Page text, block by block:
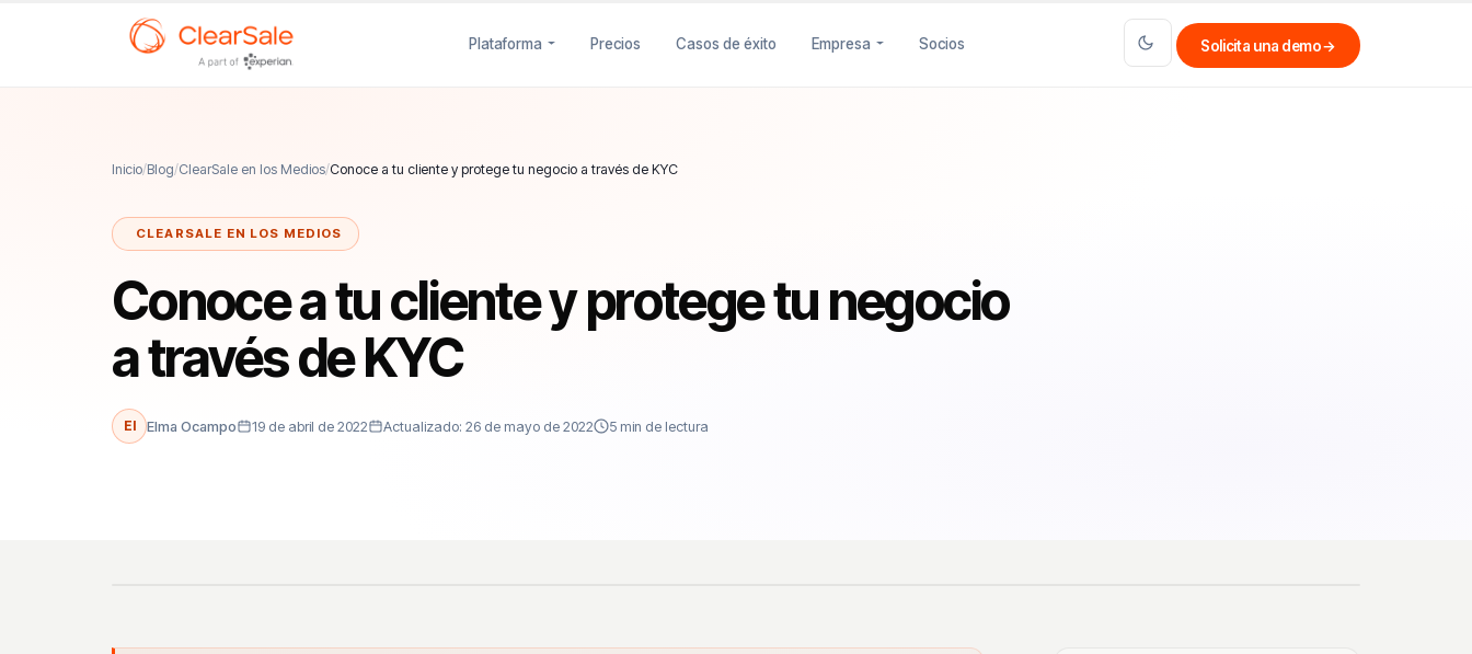
Plataforma Precios Casos de éxito Empresa Socios Solicita una demo→
Inicio/Blog/ClearSale en los Medios/Conoce a tu cliente y protege tu negocio a través de KYC
CLEARSALE EN LOS MEDIOS
Conoce a tu cliente y protege tu negocio
a través de KYC
El Elma Ocampo 19 de abril de 2022 Actualizado: 26 de mayo de 2022 5 min de lectura